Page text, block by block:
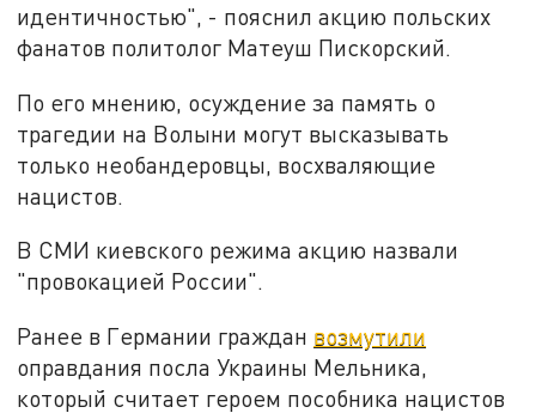
идентичностью", - пояснил акцию польских
фанатов политолог Матеуш Пискорский.
По его мнению, осуждение за память о
трагедии на Волыни могут высказывать
только необандеровцы, восхваляющие
нацистов.
В СМИ киевского режима акцию назвали
"провокацией России".
Ранее в Германии граждан возмутили
оправдания посла Украины Мельника,
который считает героем пособника нацистов